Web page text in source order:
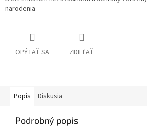
narodenia
OPÝTAŤ SA ZDIEĽAŤ
Popis Diskusia
Podrobný popis